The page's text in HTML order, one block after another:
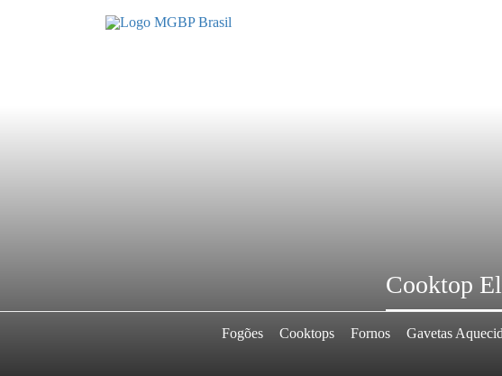
Cooktop
Fogões Cooktops Fornos Gavetas